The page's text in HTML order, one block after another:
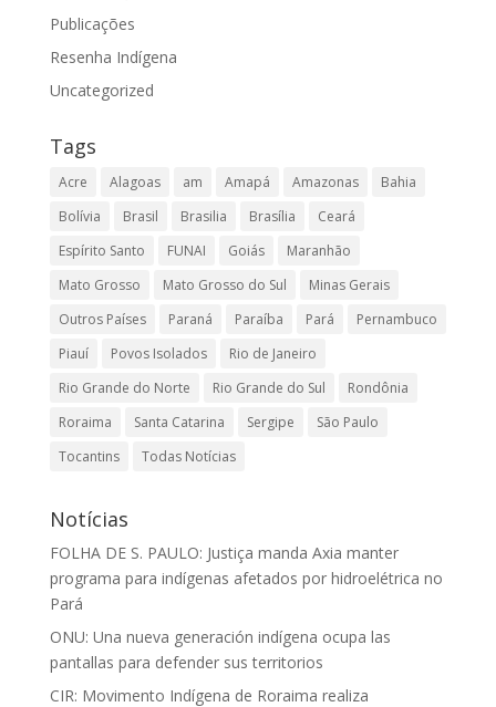
Publicações
Resenha Indígena
Uncategorized
Tags
Acre Alagoas am Amapá Amazonas
Bahia
Bolívia
Brasil Brasilia Brasília
Ceará
Espírito Santo
FUNAI Goiás
Maranhão
Mato Grosso
Mato Grosso do Sul
Minas Gerais
Outros Países
Paraná Paraíba Pará
Pernambuco
Piauí
Povos Isolados
Rio de Janeiro
Rio Grande do Norte
Rio Grande do Sul
Rondônia
Roraima
Santa Catarina Sergipe
São Paulo
Tocantins
Todas Notícias
Notícias
FOLHA DE S. PAULO: Justiça manda Axia manter
programa para indígenas afetados por hidroelétrica no
Pará
ONU: Una nueva generación indígena ocupa las
pantallas para defender sus territorios
CIR: Movimento Indígena de Roraima realiza